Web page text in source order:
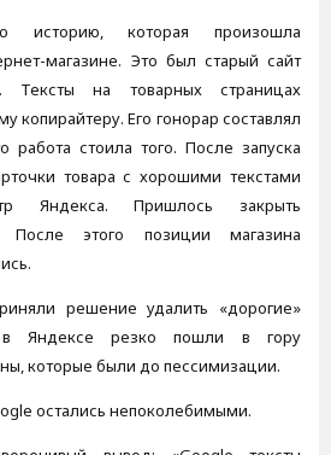
историю, которая произошла
магазине. Это был старый сайт
Тексты на товарных страницах
копирайтеру. Его гонорар составлял
работа стоила того. После запуска
товара с хорошими текстами
Яндекса. Пришлось закрыть
этого позиции магазина
решение удалить «дорогие»
в Яндексе резко пошли в гору
которые были до пессимизации.
остались непоколебимыми.